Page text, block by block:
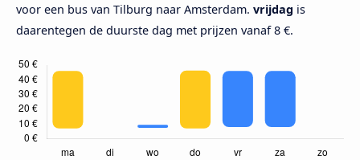
voor een bus van Tilburg naar Amsterdam. vrijdag is
daarentegen de duurste dag met prijzen vanaf 8 €.